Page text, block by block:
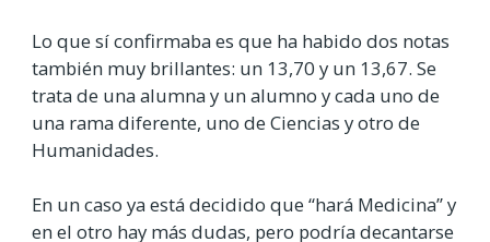
Lo que sí confirmaba es que ha habido dos notas
también muy brillantes: un 13,70 y un 13,67. Se
trata de una alumna y un alumno y cada uno de
una rama diferente, uno de Ciencias y otro de
Humanidades.
En un caso ya está decidido que “hará Medicina” y
en el otro hay más dudas, pero podría decantarse